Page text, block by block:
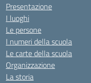
Presentazione
I luoghi
Le persone
I numeri della scuola
Le carte della scuola
Organizzazione
La storia